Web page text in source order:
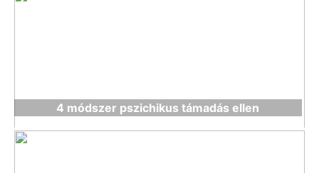
4 módszer pszichikus támadás ellen